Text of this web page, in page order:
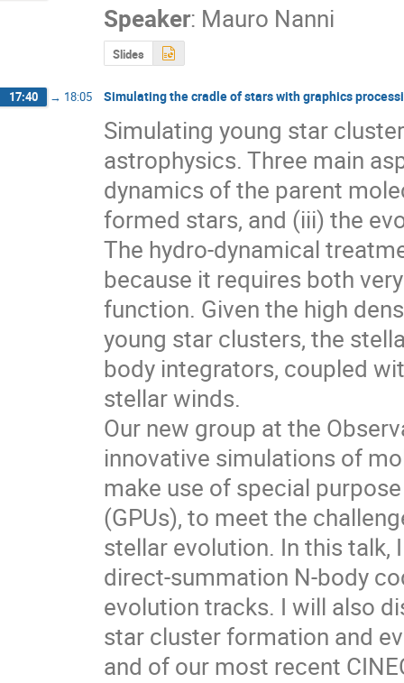
Speaker: Mauro Nanni
Slides
17:40 → 18:05 Simulating the cradle of stars with graphics
Simulating young star
astrophysics. Three main
dynamics of the parent
formed stars, and (iii) the
The hydro-dynamical
because it requires both
function. Given the high
young star clusters, the
body integrators, coupled
stellar winds.
Our new group at the
innovative simulations of
make use of special
(GPUs), to meet the
stellar evolution. In this
direct-summation N-body
evolution tracks. I will also
star cluster formation and
and of our most recent